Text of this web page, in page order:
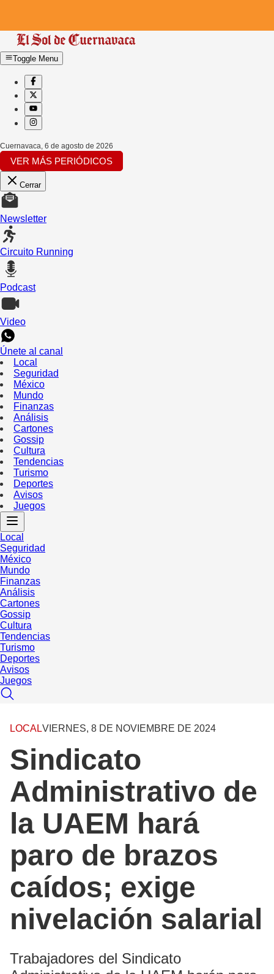
Toggle Menu
Cuernavaca 6 de agosto de 2026
VER MÁS PERIÓDICOS
Cerrar
Newsletter
Circuito Running
Podcast
Video
Únete al canal
Local
Seguridad
México
Mundo
Finanzas
Análisis
Cartones
Gossip
Cultura
Tendencias
Turismo
Deportes
Avisos
Juegos
Local
Seguridad
México
Mundo
Finanzas
Análisis
Cartones
Gossip
Cultura
Tendencias
Turismo
Deportes
Avisos
Juegos
LOCALVIERNES, 8 DE NOVIEMBRE DE 2024
Sindicato
Administrativo de
la UAEM hará
paro de brazos
caídos; exige
nivelación salarial
Trabajadores del Sindicato